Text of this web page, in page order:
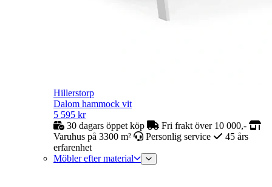
Hillerstorp
Dalom hammock vit
5 595 kr
30 dagars öppet köp
Fri frakt över 10 000,-
Varuhus på 3300 m²
Personlig service
45 års
erfarenhet
Möbler efter material